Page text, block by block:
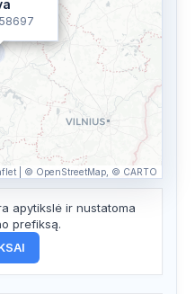
© OpenStreetMap, © CARTO
apytikslė ir nustatoma
prefiksą.